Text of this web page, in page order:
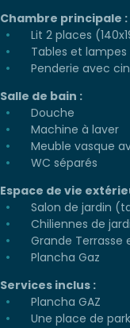
Chambre principale :
Lit 2 places
Tables et
Penderie avec
Salle de bain :
Douche
Machine à laver
Meuble vasque
WC séparés
Espace de vie
Salon de jardin
Chiliennes de
Grande Terrasse
Plancha Gaz
Services inclus :
Plancha GAZ
Une place de